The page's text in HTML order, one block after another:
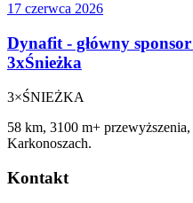
17 czerwca 2026
Dynafit - główny
3xŚnieżka
3×ŚNIEŻKA
58 km, 3100 m+
Karkonoszach.
Kontakt